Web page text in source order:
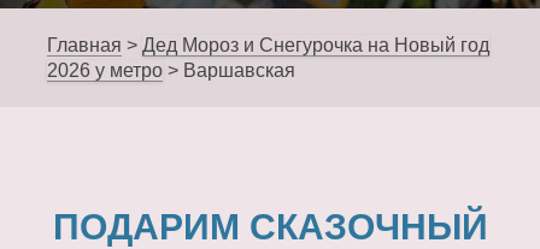
Главная > Дед Мороз и Снегурочка на Новый год
2026 у метро > Варшавская
ПОДАРИМ СКАЗОЧНЫЙ